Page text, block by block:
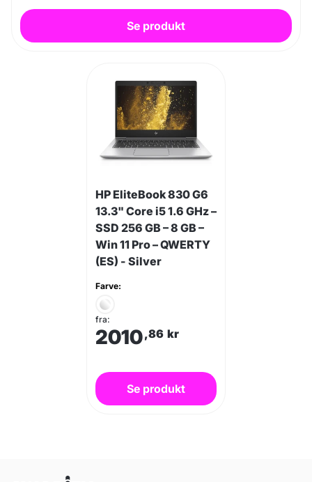
Se produkt
HP EliteBook 830 G6
13.3" Core i5 1.6 GHz –
SSD 256 GB – 8 GB –
Win 11 Pro – QWERTY
(ES) - Silver
Farve:
fra:
2010,86 kr
Se produkt